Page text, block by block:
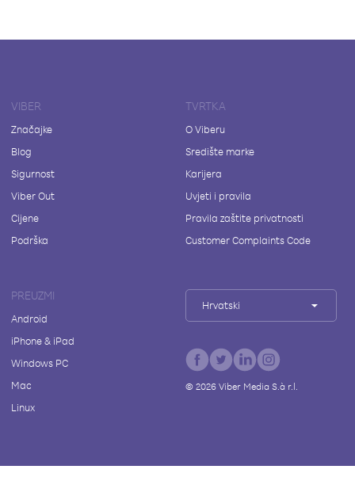
VIBER
Značajke
Blog
Sigurnost
Viber Out
Cijene
Podrška
TVRTKA
O Viberu
Središte marke
Karijera
Uvjeti i pravila
Pravila zaštite privatnosti
Customer Complaints Code
PREUZMI
Android
iPhone & iPad
Windows PC
Mac
Linux
Hrvatski
© 2026Viber Media S.à r.l.